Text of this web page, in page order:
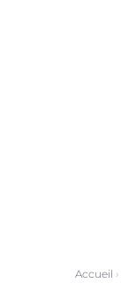
Accueil ›